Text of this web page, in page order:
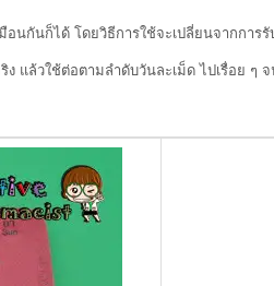
ด้ โดยวิธีการใช้จะเปลี่ยนจากการรับ
ใช้ต่อตามลำดับวันละเม็ด ไปเรื่อย ๆ จ